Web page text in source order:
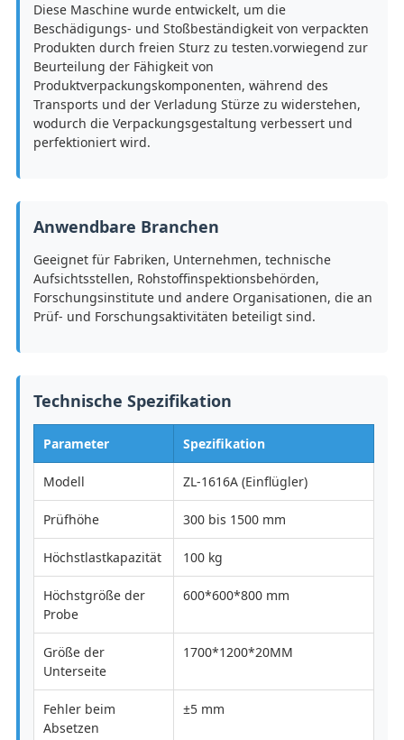
Diese Maschine wurde entwickelt, um die
Beschädigungs- und Stoßbeständigkeit von verpackten
Produkten durch freien Sturz zu testen.vorwiegend zur
Beurteilung der Fähigkeit von
Produktverpackungskomponenten, während des
Transports und der Verladung Stürze zu widerstehen,
wodurch die Verpackungsgestaltung verbessert und
perfektioniert wird.
Anwendbare Branchen
Geeignet für Fabriken, Unternehmen, technische
Aufsichtsstellen, Rohstoffinspektionsbehörden,
Forschungsinstitute und andere Organisationen, die an
Prüf- und Forschungsaktivitäten beteiligt sind.
Technische Spezifikation
Parameter Spezifikation
Modell ZL-1616A (Einflügler)
Prüfhöhe 300 bis 1500 mm
Höchstlastkapazität 100 kg
Höchstgröße der
Probe
600*600*800 mm
Größe der
Unterseite
1700*1200*20MM
Fehler beim
Absetzen
±5 mm